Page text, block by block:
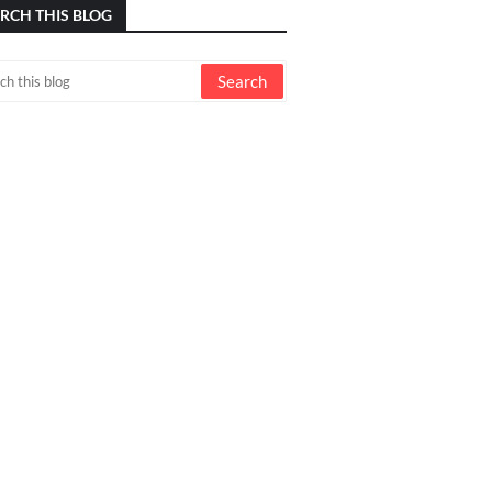
THIS BLOG